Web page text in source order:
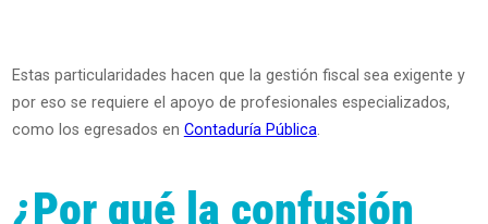
Estas particularidades hacen que la gestión fiscal sea exigente y
por eso se requiere el apoyo de profesionales especializados,
como los egresados en Contaduría Pública.
¿Por qué la confusión